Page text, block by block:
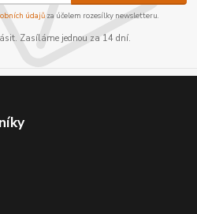
údajůza účelem rozesílky newsletteru.
Zasíláme jednou za 14 dní.